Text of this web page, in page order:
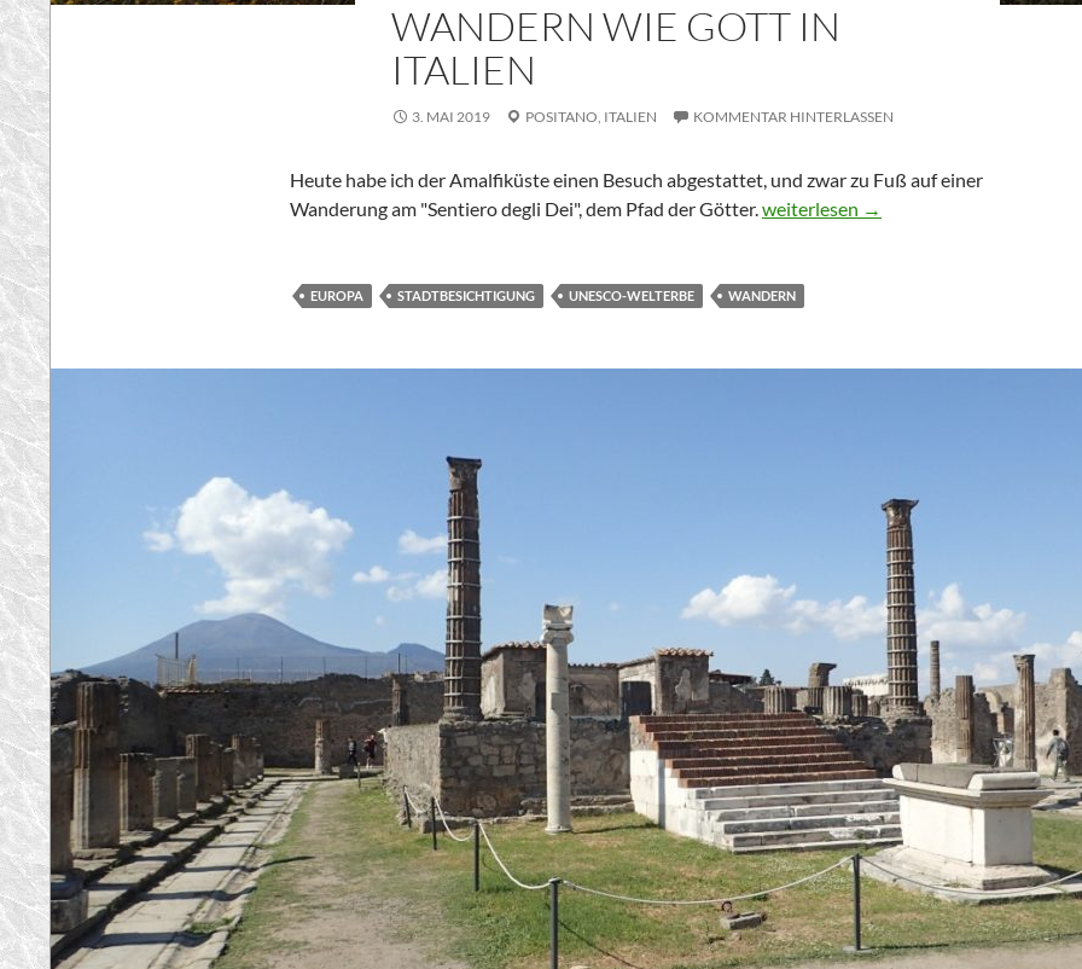
WANDERN WIE GOTT IN
ITALIEN
3. MAI 2019 POSITANO, ITALIEN KOMMENTAR HINTERLASSEN
Heute habe ich der Amalfiküste einen Besuch abgestattet, und zwar zu Fuß auf einer
Wanderung am "Sentiero degli Dei", dem Pfad der Götter.Wandern wie Gott in Italien
weiterlesen →
EUROPA STADTBESICHTIGUNG UNESCO-WELTERBE WANDERN